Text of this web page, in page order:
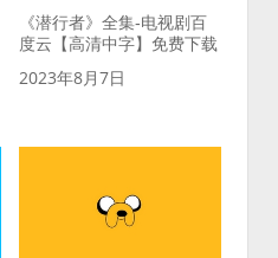
《潜行者》全集-电视剧百
度云【高清中字】免费下载
2023年8月7日